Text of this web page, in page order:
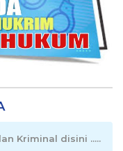
Kriminal disini .....